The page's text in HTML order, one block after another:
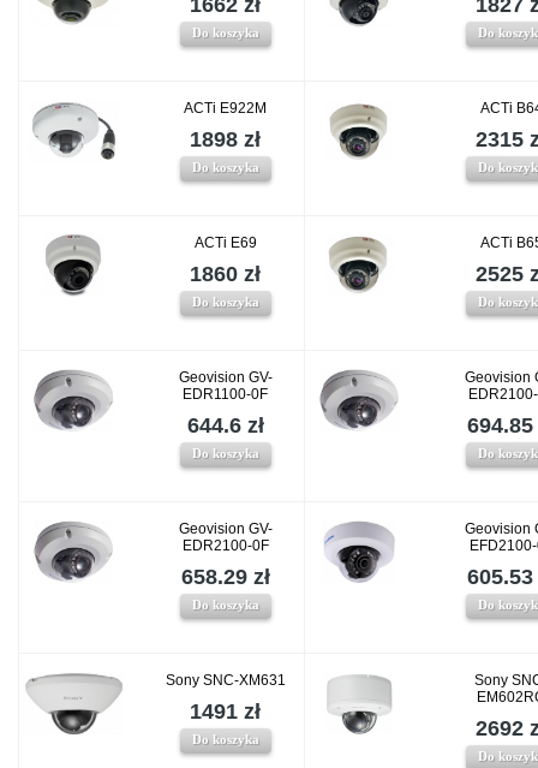
1662 zł
Do koszyka
1827
Do
ACTi E922M
1898 zł
Do koszyka
ACTi
2315
Do
ACTi E69
1860 zł
Do koszyka
ACTi
2525
Do
Geovision GV-
EDR1100-0F
644.6 zł
Do koszyka
Geovision
694.85
Do
Geovision GV-
EDR2100-0F
658.29 zł
Do koszyka
Geovision
605.53
Do
Sony SNC-XM631
1491 zł
Do koszyka
Sony
2692
Do